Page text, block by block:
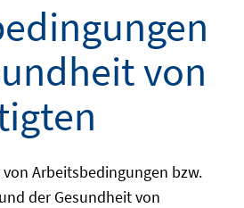
von
Arbeitsbedingungen bzw.
der Gesundheit von